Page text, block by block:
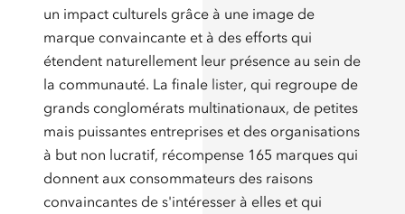
un impact culturels grâce à une image de
marque convaincante et à des efforts qui
étendent naturellement leur présence au sein de
la communauté. La finale lister, qui regroupe de
grands conglomérats multinationaux, de petites
mais puissantes entreprises et des organisations
à but non lucratif, récompense 165 marques qui
donnent aux consommateurs des raisons
convaincantes de s'intéresser à elles et qui